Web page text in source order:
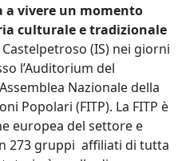
a vivere un momento
culturale e tradizionale
(IS) nei giorni
l’Auditorium del
Nazionale della
Popolari (FITP). La FITP è
europea del settore e
273 gruppi affiliati di tutta